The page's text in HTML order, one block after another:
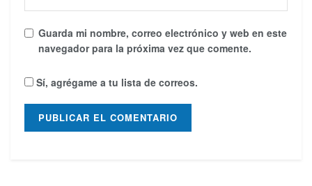
Guarda mi nombre, correo electrónico y web en este
navegador para la próxima vez que comente.
Sí, agrégame a tu lista de correos.